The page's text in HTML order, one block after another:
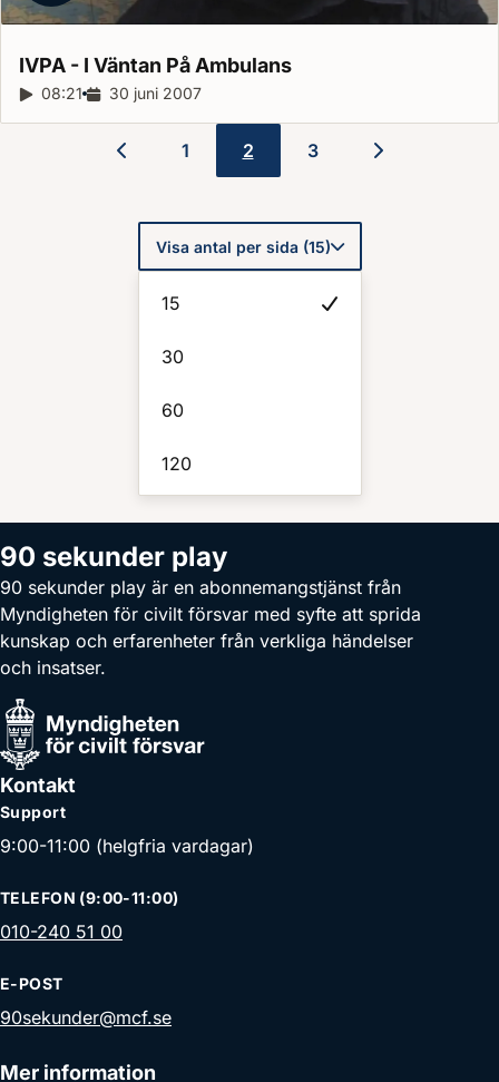
IVPA - I Väntan På Ambulans
Reportagelängd:
08:21 Releasedatum:
30 juni 2007
1 2 3
Visa antal per sida (15)
15
30
60
120
90 sekunder play
90 sekunder play är en abonnemangstjänst från
Myndigheten för civilt försvar med syfte att sprida
kunskap och erfarenheter från verkliga händelser
och insatser.
Kontakt
Support
9:00-11:00 (helgfria vardagar)
TELEFON (9:00-11:00)
010-240 51 00
E-POST
90sekunder@mcf.se
Mer information